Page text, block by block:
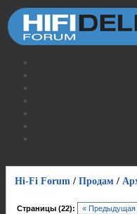
Hi-Fi Forum / Продам /
Страницы (22): « Предыдущая